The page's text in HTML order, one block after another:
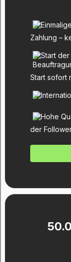
Zahlung –
Start sofort
der